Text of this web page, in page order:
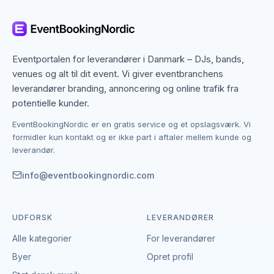
Odense, men også specialister fra nabobyer, der
hvis du har en bestemt stil, et bestemt budget eller en
speciel ramme i tankerne.
Kontakten foregår altid direkte mellem dig og den
er en åben portal – vi tager hverken gebyr eller
provision, og du laver aftalen på egne vilkår. Det
leverancen og indgå en aftale, der passer til både
Eventportalen for leverandører i Danmark – DJs, bands,
venues og alt til dit event. Vi giver eventbranchens
leverandører branding, annoncering og online trafik fra
potentielle kunder.
EventBookingNordic er en gratis service og et opslagsværk. Vi
formidler kun kontakt og er ikke part i aftaler mellem kunde og
leverandør.
info@eventbookingnordic.com
UDFORSK
Alle kategorier
Byer
LEVERANDØRER
For leverandører
Opret profil